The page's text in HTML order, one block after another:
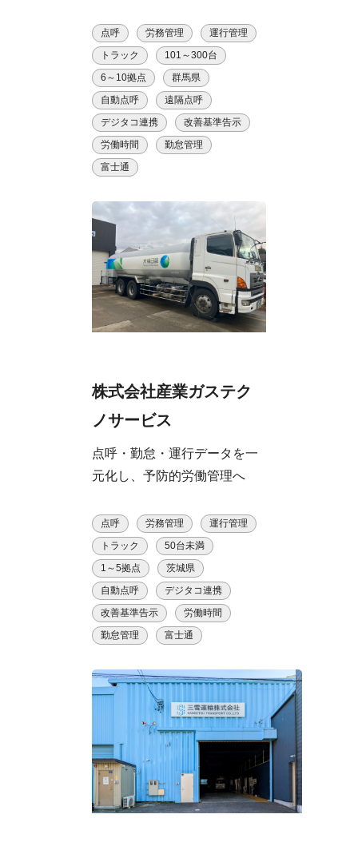
点呼 労務管理
運行管理
トラック
101～300台
6～10拠点
群馬県
自動点呼
遠隔点呼
デジタコ連携
改善基準告示
労働時間
勤怠管理
富士通
株式会社産業ガステク
ノサービス
点呼・勤怠・運行データを一
元化し、予防的労働管理へ
点呼 労務管理
運行管理
トラック
50台未満
1～5拠点
茨城県
自動点呼
デジタコ連携
改善基準告示
労働時間
勤怠管理
富士通